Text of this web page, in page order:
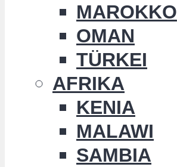
MAROKKO
OMAN
TÜRKEI
AFRIKA
KENIA
MALAWI
SAMBIA